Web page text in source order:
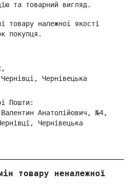
та товарний вигляд.
товару належної якості
покупця.
Чернівецька
Пошти:
Анатолійович, №4,
Чернівецька
товару неналежної